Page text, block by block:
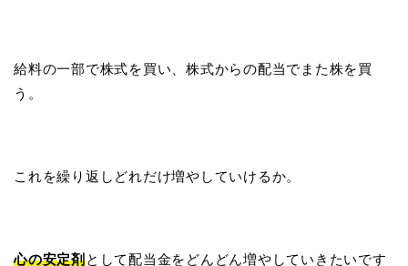
給料の一部で株式を買い、株式からの配当でまた株を買
う。
これを繰り返しどれだけ増やしていけるか。
心の安定剤として配当金をどんどん増やしていきたいです